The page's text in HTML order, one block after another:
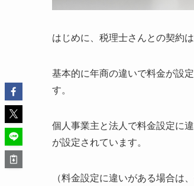
はじめに、税理士さんとの契約
基本的に年商の違いで料金が設
す。
個人事業主と法人で料金設定に
が設定されています。
（料金設定に違いがある場合